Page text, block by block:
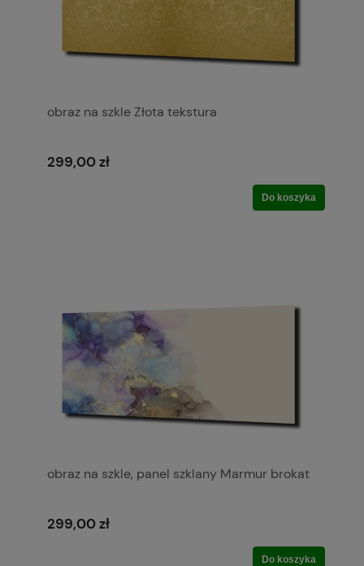
obraz na szkle Złota tekstura
299,00 zł
Do koszyka
obraz na szkle, panel szklany Marmur brokat
299,00 zł
Do koszyka